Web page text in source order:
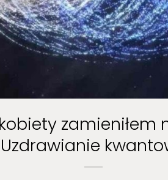
zamieniłem
Uzdrawianie